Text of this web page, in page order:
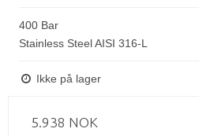
400 Bar
Stainless Steel AISI 316-L
Ikke på lager
5.938 NOK